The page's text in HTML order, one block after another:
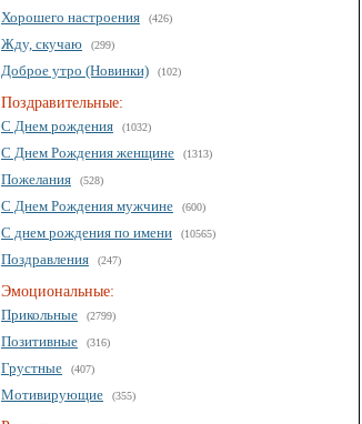
Хорошего настроения (426)
Жду, скучаю (299)
Доброе утро (Новинки) (102)
Поздравительные:
С Днем рождения
(1032)
С Днем Рождения женщине (1313)
Пожелания (528)
С Днем Рождения мужчине (600)
С днем рождения по имени (10565)
Поздравления (247)
Эмоциональные:
Прикольные
(2799)
Позитивные (316)
Грустные (407)
Мотивирующие (355)